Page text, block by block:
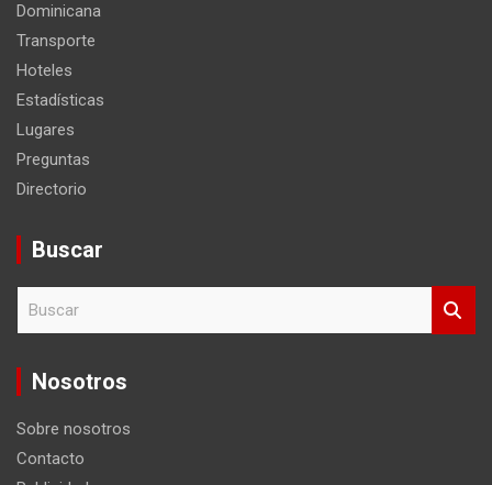
Dominicana
Transporte
Hoteles
Estadísticas
Lugares
Preguntas
Directorio
Buscar
c
Nosotros
Sobre nosotros
Contacto